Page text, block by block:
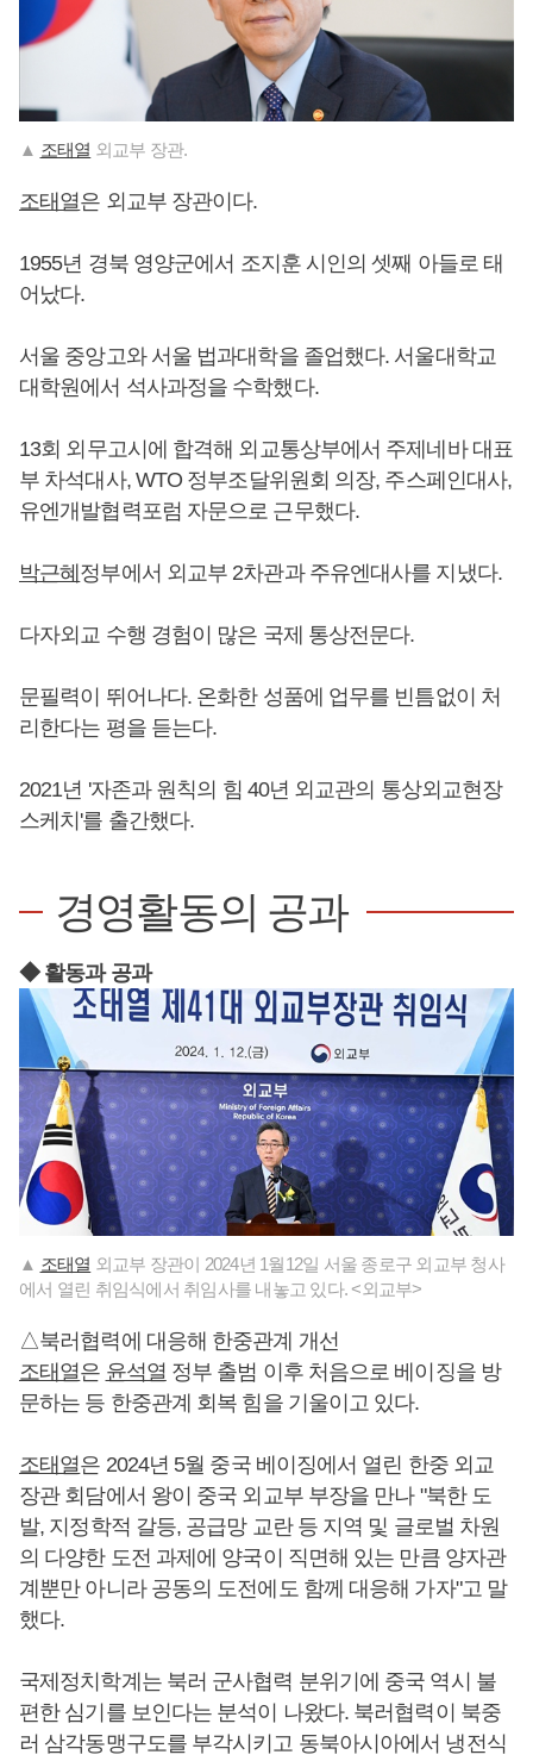
▲ 조태열 외교부 장관.
조태열은 외교부 장관이다.
1955년 경북 영양군에서 조지훈 시인의 셋째 아들로 태
어났다.
서울 중앙고와 서울 법과대학을 졸업했다. 서울대학교
대학원에서 석사과정을 수학했다.
13회 외무고시에 합격해 외교통상부에서 주제네바 대표
부 차석대사, WTO 정부조달위원회 의장, 주스페인대사,
유엔개발협력포럼 자문으로 근무했다.
박근혜 정부에서 외교부 2차관과 주유엔대사를 지냈다.
다자외교 수행 경험이 많은 국제 통상전문다.
문필력이 뛰어나다. 온화한 성품에 업무를 빈틈없이 처
리한다는 평을 듣는다.
2021년 '자존과 원칙의 힘 40년 외교관의 통상외교현장
스케치'를 출간했다.
경영활동의 공과
◆ 활동과 공과
▲ 조태열 외교부 장관이 2024년 1월12일 서울 종로구 외교부 청사
에서 열린 취임식에서 취임사를 내놓고 있다. <외교부>
△북러협력에 대응해 한중관계 개선
조태열은 윤석열 정부 출범 이후 처음으로 베이징을 방
문하는 등 한중관계 회복 힘을 기울이고 있다.
조태열은 2024년 5월 중국 베이징에서 열린 한중 외교
장관 회담에서 왕이 중국 외교부 부장을 만나 "북한 도
발, 지정학적 갈등, 공급망 교란 등 지역 및 글로벌 차원
의 다양한 도전 과제에 양국이 직면해 있는 만큼 양자관
계뿐만 아니라 공동의 도전에도 함께 대응해 가자"고 말
했다.
국제정치학계는 북러 군사협력 분위기에 중국 역시 불
편한 심기를 보인다는 분석이 나왔다. 북러협력이 북중
러 삼각동맹구도를 부각시키고 동북아시아에서 냉전식